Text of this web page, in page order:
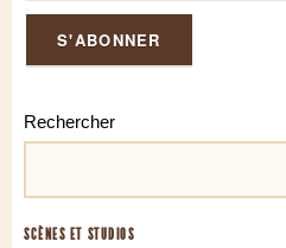
Rechercher
SCÈNES ET STUDIOS